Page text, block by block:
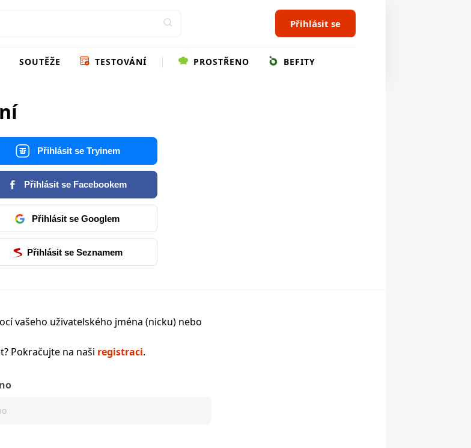
Přihlásit se
SOUTĚŽE TESTOVÁNÍ PROSTŘENO BEFITY
Přihlásit se Tryinem
Přihlásit se Facebookem
Přihlásit se Googlem
Přihlásit se Seznamem
vašeho uživatelského jména (nicku) nebo
Pokračujte na naši registraci.